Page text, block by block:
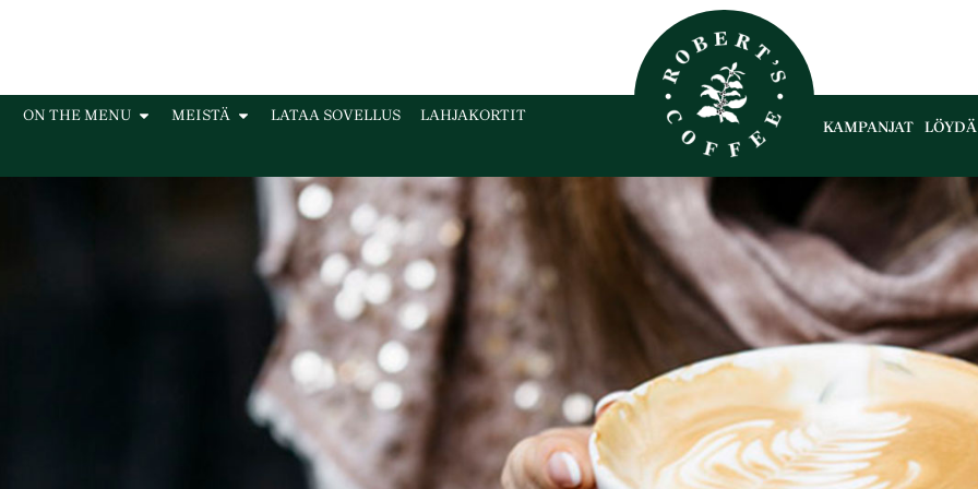
ON THE MENU MEISTÄ LATAA SOVELLUS LAHJAKORTIT
KAMPANJAT